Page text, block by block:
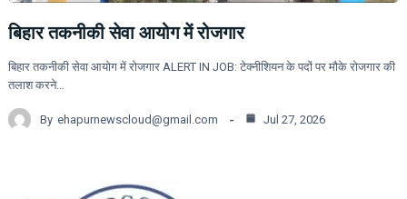
बिहार तकनीकी सेवा आयोग में रोजगार
बिहार तकनीकी सेवा आयोग में रोजगार ALERT IN JOB: टेक्नीशियन के पदों पर मौके रोजगार की
तलाश करने…
By ehapurnewscloud@gmail.com Jul 27, 2026